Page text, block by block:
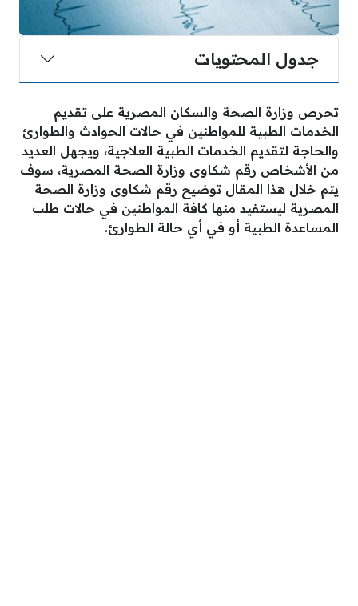
جدول المحتويات
تحرص وزارة الصحة والسكان المصرية على تقديم
الخدمات الطبية للمواطنين في حالات الحوادث والطوارئ
والحاجة لتقديم الخدمات الطبية العلاجية، ويجهل العديد
من الأشخاص رقم شكاوى وزارة الصحة المصرية، سوف
يتم خلال هذا المقال توضيح رقم شكاوى وزارة الصحة
المصرية ليستفيد منها كافة المواطنين في حالات طلب
المساعدة الطبية أو في أي حالة الطوارئ.